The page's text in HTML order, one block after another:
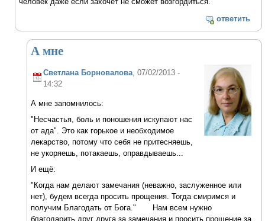
ответить
А мне
Светлана Борновалова, 07/02/2013 -
14:32
А мне запомнилось:
"Несчастья, боль и поношения искупают нас
от ада". Это как горькое и необходимое
лекарство, потому что себя не притесняешь,
не укоряешь, потакаешь, оправдываешь...
И ещё:
"Когда нам делают замечания (неважно, заслуженное или
нет), будем всегда просить прощения. Тогда смиримся и
получим Благодать от Бога." Нам всем нужно
благодарить друг друга за замечания и просить прощение за